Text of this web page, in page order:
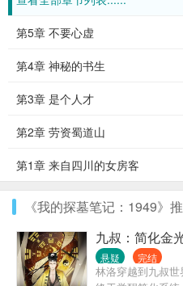
第5章 不要心虚
第4章 神秘的书生
第3章 是个人才
第2章 劳资蜀道山
第1章 来自四川的女房客
《我的探墓笔记：1949》
九叔：简化金
悬疑 完结
林洛穿越到九叔世